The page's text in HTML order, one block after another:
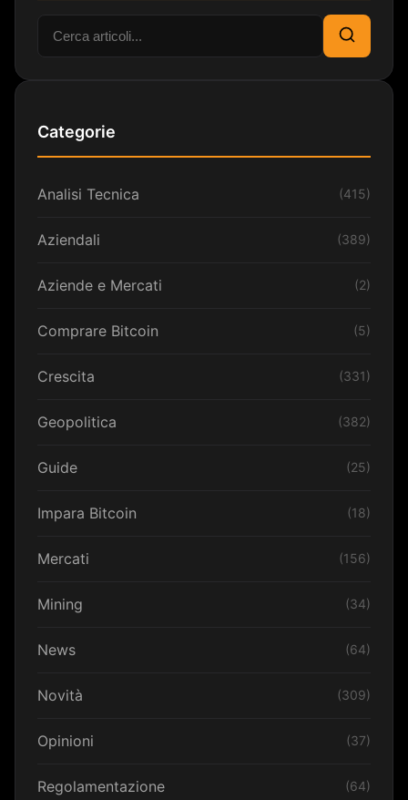
Cerca:
Cerca
Categorie
Analisi Tecnica (415)
Aziendali (389)
Aziende e Mercati (2)
Comprare Bitcoin (5)
Crescita (331)
Geopolitica (382)
Guide (25)
Impara Bitcoin (18)
Mercati (156)
Mining (34)
News (64)
Novità (309)
Opinioni (37)
Regolamentazione (64)